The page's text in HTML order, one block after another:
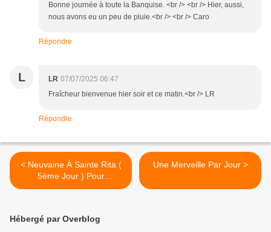
Bonne journée à toute la Banquise. <br /> <br /> Hier, aussi,
nous avons eu un peu de pluie.<br /> <br /> Caro
Répondre
L LR 07/07/2025 06:47
Fraîcheur bienvenue hier soir et ce matin.<br /> LR
Répondre
< Neuvaine À Sainte Rita (
5ème Jour ) Pour
Marguerite
Une Merveille Par Jour >
Hébergé par Overblog